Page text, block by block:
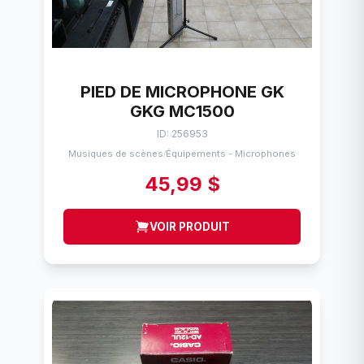
PIED DE MICROPHONE GK
GKG MC1500
ID: 256953
Musiques de scènes/Équipements - Microphones
45,99 $
VOIR PRODUIT